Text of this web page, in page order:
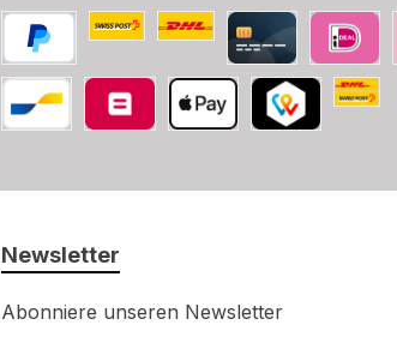
PayPal Kredit-/Debitkarte
iDEAL
Die
Benutzerdefiniertes Bild 1
Benutzerdefiniertes Bild 2
Newsletter
Abonniere unseren Newsletter